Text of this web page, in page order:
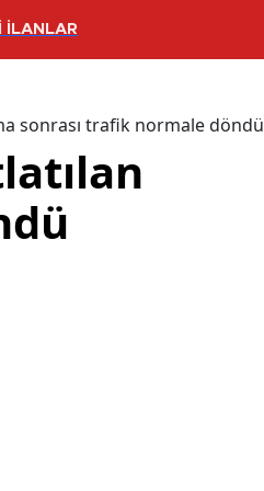
İLANLAR
sonrası trafik normale döndü